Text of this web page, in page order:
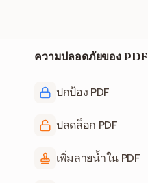
ความปลอดภัยของ PDF
ปกป้อง PDF
ปลดล็อก PDF
เพิ่มลายน้ำใน PDF